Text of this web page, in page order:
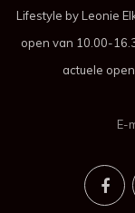
Lifestyle by Leonie
open van 10.00-
actuele
E-